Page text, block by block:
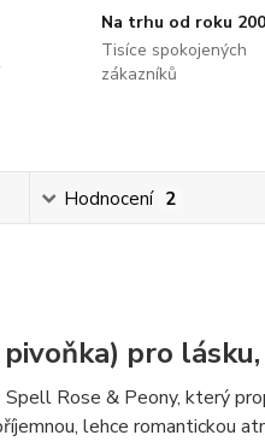
Na trhu od roku
Tisíce spokojených
zákazníků
Hodnocení 2
pro
Rose & Peony, který
lehce romantickou